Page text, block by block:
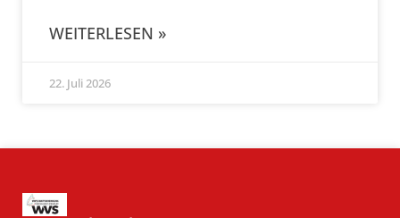
WEITERLESEN »
22. Juli 2026